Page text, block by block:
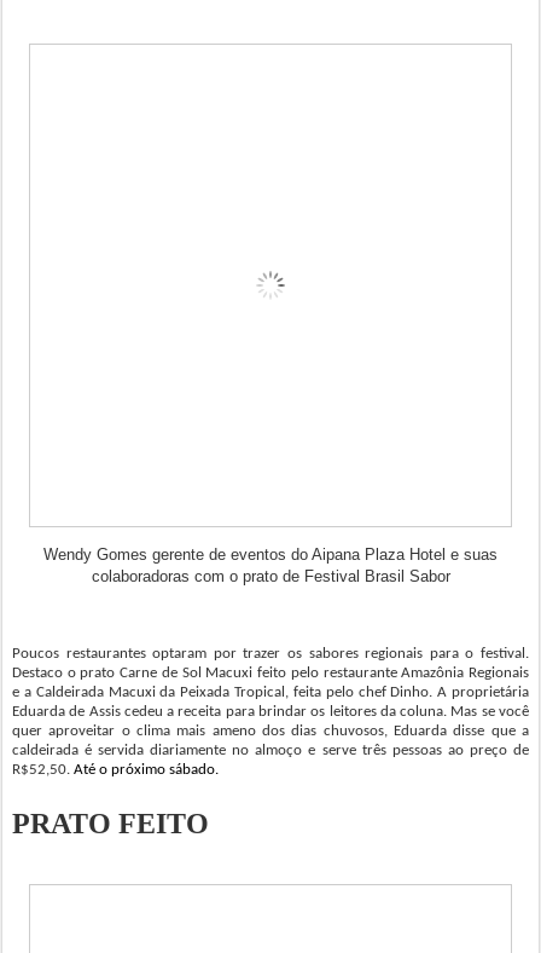
Wendy Gomes gerente de eventos do Aipana Plaza Hotel e suas
colaboradoras com o prato de Festival Brasil Sabor
Poucos restaurantes optaram por trazer os sabores regionais para o festival.
Destaco o prato Carne de Sol Macuxi feito pelo restaurante Amazônia Regionais
e a Caldeirada Macuxi da Peixada Tropical, feita pelo chef Dinho.A proprietária
Eduarda de Assis cedeu a receita para brindar os leitores da coluna. Mas se você
quer aproveitar o clima mais ameno dos dias chuvosos, Eduarda disse que a
caldeirada é servida diariamente no almoço e serve três pessoas ao preço de
R$52,50. Até o próximo sábado.
PRATO FEITO